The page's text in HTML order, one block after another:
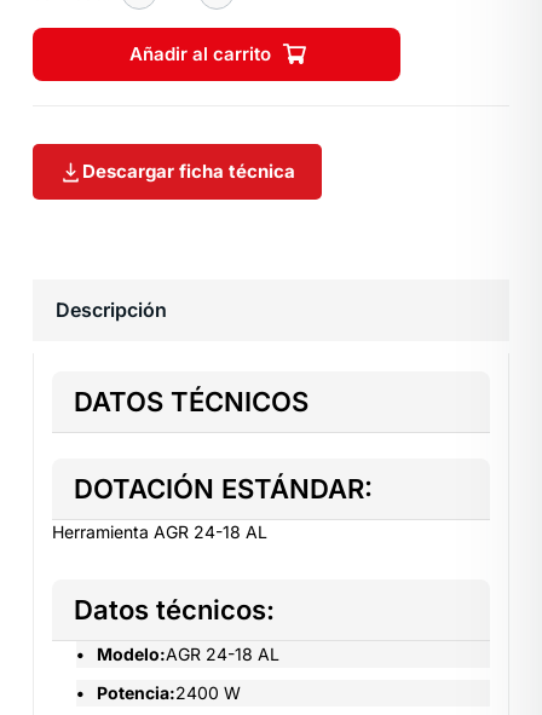
Añadir al carrito
Descargar ficha técnica
Descripción
DATOS TÉCNICOS
DOTACIÓN ESTÁNDAR:
Herramienta AGR 24-18 AL
Datos técnicos:
Modelo:AGR 24-18 AL
Potencia:2400 W